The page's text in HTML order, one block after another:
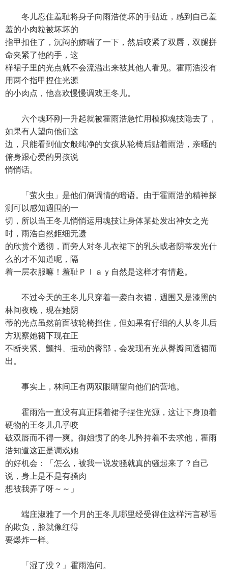
冬儿忍住羞耻将身子向雨浩使坏的手贴近，感到自己羞
羞的小肉粒被坏坏的
指甲扣住了，沉闷的娇喘了一下，然后咬紧了双唇，双腿拼
命夹紧了他的手，这
样裙子里的光点就不会流溢出来被其他人看见。霍雨浩没有
用两个指甲捏住光源
的小肉点，他喜欢慢慢调戏王冬儿。
六个魂环刚一升起就被霍雨浩急忙用模拟魂技隐去了，
如果有人望向他们这
边，只能看到仙女般纯净的女孩从轮椅后贴着雨浩，亲暱的
俯身跟心爱的男孩说
悄悄话。
「萤火虫」是他们俩调情的暗语。由于霍雨浩的精神探
测可以感知週围的一
切，所以当王冬儿悄悄运用魂技让身体某处发出神女之光
时，雨浩自然鉅细无遗
的欣赏个透彻，而旁人对冬儿衣裙下的乳头或者阴蒂发光什
么的才不知道呢，隔
着一层衣服嘛！羞耻Ｐｌａｙ自然是这样才有情趣。
不过今天的王冬儿只穿着一袭白衣裙，週围又是漆黑的
林间夜晚，现在她阴
蒂的光点虽然前面被轮椅挡住，但如果有仔细的人从冬儿后
方观察她裙下现在正
不断夹紧、颤抖、扭动的臀部，会发现有光从臀瓣间透裙而
出。
事实上，林间正有两双眼睛望向他们的营地。
霍雨浩一直没有真正隔着裙子捏住光源，这让下身顶着
硬物的王冬儿几乎咬
破双唇而不得一爽。御姐惯了的冬儿矜持着不去求他，霍雨
浩知道这正是调戏她
的好机会：「怎么，被我一说发骚就真的骚起来了？自己
说，身上是不是有骚肉
想被我弄了呀～～」
端庄淑雅了一个月的王冬儿哪里经受得住这样污言秽语
的欺负，脸就像红得
要爆炸一样。
「湿了没？」霍雨浩问。